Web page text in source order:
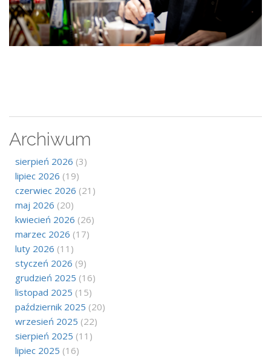
Archiwum
sierpień 2026 (3)
lipiec 2026 (19)
czerwiec 2026 (21)
maj 2026 (20)
kwiecień 2026 (26)
marzec 2026 (17)
luty 2026 (11)
styczeń 2026 (9)
grudzień 2025 (16)
listopad 2025 (15)
październik 2025 (20)
wrzesień 2025 (22)
sierpień 2025 (11)
lipiec 2025 (16)